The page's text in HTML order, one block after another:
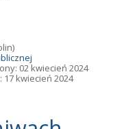
02 kwiecień 2024
kwiecień 2024